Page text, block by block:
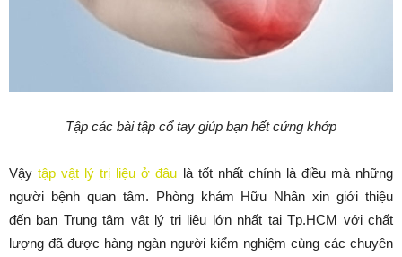
Tập các bài tập cổ tay giúp bạn hết cứng khớp
Vậytập vật lý trị liệu ở đâu là tốt nhất chính là điều mà những
người bệnh quan tâm. Phòng khám Hữu Nhân xin giới thiệu
đến bạn Trung tâm vật lý trị liệu lớn nhất tại Tp.HCM với chất
lượng đã được hàng ngàn người kiểm nghiệm cùng các chuyên